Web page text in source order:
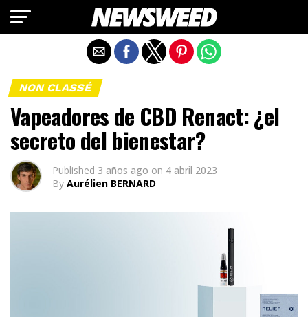
NON CLASSÉ
Vapeadores de CBD Renact: ¿el
secreto del bienestar?
Published 3 años ago on 4 abril 2023
By Aurélien BERNARD
Salir de la versión móvil